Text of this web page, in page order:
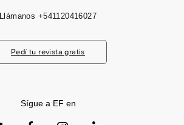
Llámanos +541120416027
Pedí tu revista gratis
Sígue a EF en